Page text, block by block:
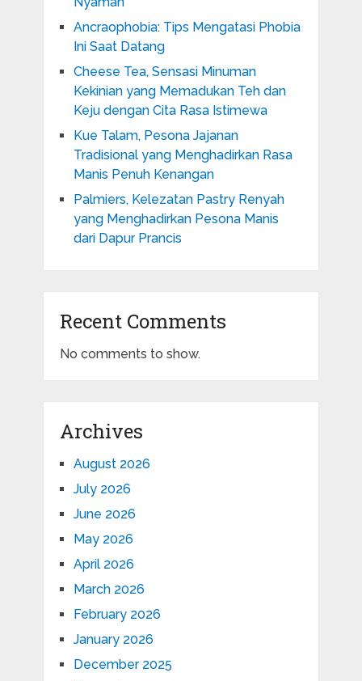
Ancraophobia: Tips Mengatasi Phobia
Ini Saat Datang
Cheese Tea, Sensasi Minuman
Kekinian yang Memadukan Teh dan
Keju dengan Cita Rasa Istimewa
Kue Talam, Pesona Jajanan
Tradisional yang Menghadirkan Rasa
Manis Penuh Kenangan
Palmiers, Kelezatan Pastry Renyah
yang Menghadirkan Pesona Manis
dari Dapur Prancis
Recent Comments
No comments to show.
Archives
August 2026
July 2026
June 2026
May 2026
April 2026
March 2026
February 2026
January 2026
December 2025